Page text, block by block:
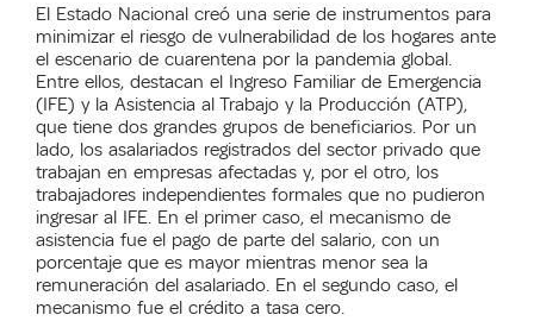
El Estado Nacional creó una serie de instrumentos para
minimizar el riesgo de vulnerabilidad de los hogares ante
el escenario de cuarentena por la pandemia global.
Entre ellos, destacan el Ingreso Familiar de Emergencia
(IFE) y la Asistencia al Trabajo y la Producción (ATP),
que tiene dos grandes grupos de beneficiarios. Por un
lado, los asalariados registrados del sector privado que
trabajan en empresas afectadas y, por el otro, los
trabajadores independientes formales que no pudieron
ingresar al IFE. En el primer caso, el mecanismo de
asistencia fue el pago de parte del salario, con un
porcentaje que es mayor mientras menor sea la
remuneración del asalariado. En el segundo caso, el
mecanismo fue el crédito a tasa cero.